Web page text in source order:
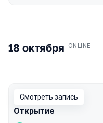
18 октября .ONLINE
Смотреть запись
Открытие